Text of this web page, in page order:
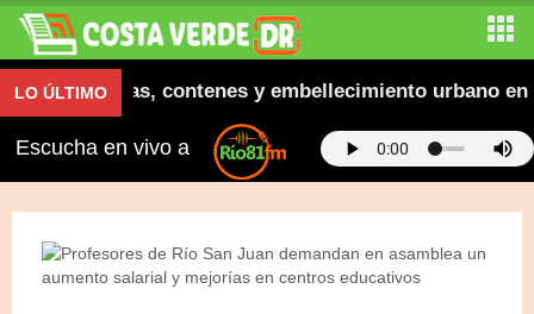
LO ÚLTIMO
aceras, contenes y embellecimiento urbano en El
Escucha en vivo a